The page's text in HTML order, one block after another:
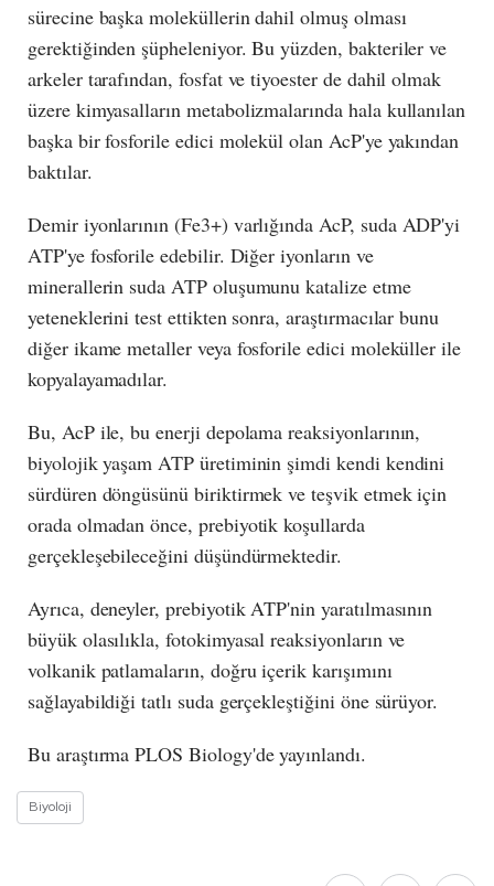
sürecine başka moleküllerin dahil olmuş olması
gerektiğinden şüpheleniyor. Bu yüzden, bakteriler ve
arkeler tarafından, fosfat ve tiyoester de dahil olmak
üzere kimyasalların metabolizmalarında hala kullanılan
başka bir fosforile edici molekül olan AcP'ye yakından
baktılar.
Demir iyonlarının (Fe3+) varlığında AcP, suda ADP'yi
ATP'ye fosforile edebilir. Diğer iyonların ve
minerallerin suda ATP oluşumunu katalize etme
yeteneklerini test ettikten sonra, araştırmacılar bunu
diğer ikame metaller veya fosforile edici moleküller ile
kopyalayamadılar.
Bu, AcP ile, bu enerji depolama reaksiyonlarının,
biyolojik yaşam ATP üretiminin şimdi kendi kendini
sürdüren döngüsünü biriktirmek ve teşvik etmek için
orada olmadan önce, prebiyotik koşullarda
gerçekleşebileceğini düşündürmektedir.
Ayrıca, deneyler, prebiyotik ATP'nin yaratılmasının
büyük olasılıkla, fotokimyasal reaksiyonların ve
volkanik patlamaların, doğru içerik karışımını
sağlayabildiği tatlı suda gerçekleştiğini öne sürüyor.
Bu araştırma PLOS Biology'de yayınlandı.
Biyoloji